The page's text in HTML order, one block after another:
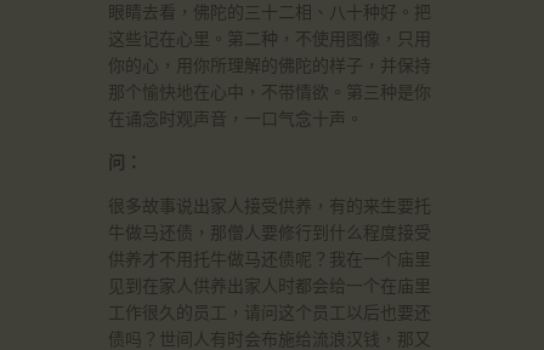
眼睛去看，佛陀的三十二相、八十种好。把
这些记在心里。第二种，不使用图像，只用
你的心，用你所理解的佛陀的样子，并保持
那个愉快地在心中，不带情欲。第三种是你
在诵念时观声音，一口气念十声。
问：
很多故事说出家人接受供养，有的来生要托
牛做马还债，那僧人要修行到什么程度接受
供养才不用托牛做马还债呢？我在一个庙里
见到在家人供养出家人时都会给一个在庙里
工作很久的员工，请问这个员工以后也要还
债吗？世间人有时会布施给流浪汉钱，那又